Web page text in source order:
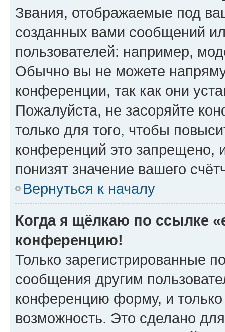
Звания, отображаемые под
созданных вами сообщений
пользователей: например,
Обычно вы не можете
конференции, так как они
Пожалуйста, не засоряйте
только для того, чтобы
конференций это запрещено,
понизят значение вашего
Вернуться к началу
Когда я щёлкаю по ссылке
конференцию!
Только зарегистрированные
сообщения другим
конференцию форму, и
возможность. Это сделано